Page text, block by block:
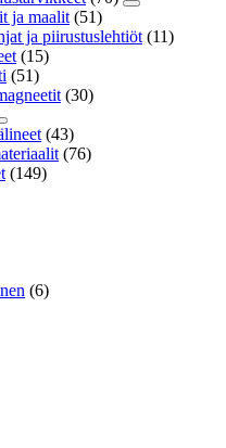
ja maalit (51)
ja piirustuslehtiöt (11)
(15)
(51)
(30)
(43)
(76)
(149)
(6)